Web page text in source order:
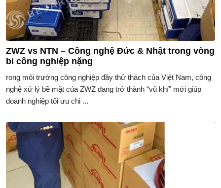
ZWZ vs NTN – Công nghệ Đức & Nhật trong vòng
bi công nghiệp nặng
rong môi trường công nghiệp đầy thử thách của Việt Nam, công
nghệ xử lý bề mặt của ZWZ đang trở thành “vũ khí” mới giúp
doanh nghiệp tối ưu chi ...